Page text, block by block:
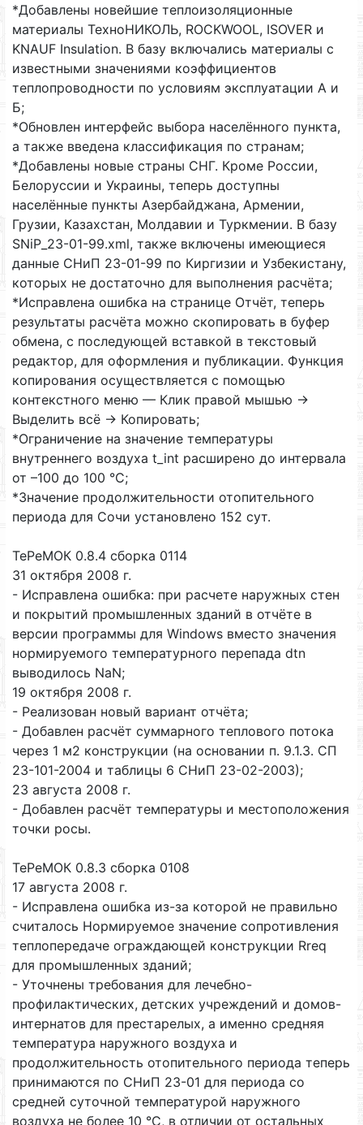
*Добавлены новейшие теплоизоляционные
материалы ТехноНИКОЛЬ, ROCKWOOL, ISOVER и
KNAUF Insulation. В базу включались материалы с
известными значениями коэффициентов
теплопроводности по условиям эксплуатации А и
Б;
*Обновлен интерфейс выбора населённого пункта,
а также введена классификация по странам;
*Добавлены новые страны СНГ. Кроме России,
Белоруссии и Украины, теперь доступны
населённые пункты Азербайджана, Армении,
Грузии, Казахстан, Молдавии и Туркмении. В базу
SNiP_23-01-99.xml, также включены имеющиеся
данные СНиП 23-01-99 по Киргизии и Узбекистану,
которых не достаточно для выполнения расчёта;
*Исправлена ошибка на странице Отчёт, теперь
результаты расчёта можно скопировать в буфер
обмена, с последующей вставкой в текстовый
редактор, для оформления и публикации. Функция
копирования осуществляется с помощью
контекстного меню — Клик правой мышью ->
Выделить всё -> Копировать;
*Ограничение на значение температуры
внутреннего воздуха t_int расширено до интервала
от –100 до 100 °C;
*Значение продолжительности отопительного
периода для Сочи установлено 152 сут.
ТеРеМОК 0.8.4 сборка 0114
31 октября 2008 г.
- Исправлена ошибка: при расчете наружных стен
и покрытий промышленных зданий в отчёте в
версии программы для Windows вместо значения
нормируемого температурного перепада dtn
выводилось NaN;
19 октября 2008 г.
- Реализован новый вариант отчёта;
- Добавлен расчёт суммарного теплового потока
через 1 м2 конструкции (на основании п. 9.1.3. СП
23-101-2004 и таблицы 6 СНиП 23-02-2003);
23 августа 2008 г.
- Добавлен расчёт температуры и местоположения
точки росы.
ТеРеМОК 0.8.3 сборка 0108
17 августа 2008 г.
- Исправлена ошибка из-за которой не правильно
считалось Нормируемое значение сопротивления
теплопередаче ограждающей конструкции Rreq
для промышленных зданий;
- Уточнены требования для лечебно-
профилактических, детских учреждений и домов-
интернатов для престарелых, а именно средняя
температура наружного воздуха и
продолжительность отопительного периода теперь
принимаются по СНиП 23-01 для периода со
средней суточной температурой наружного
воздуха не более 10 °С, в отличии от остальных